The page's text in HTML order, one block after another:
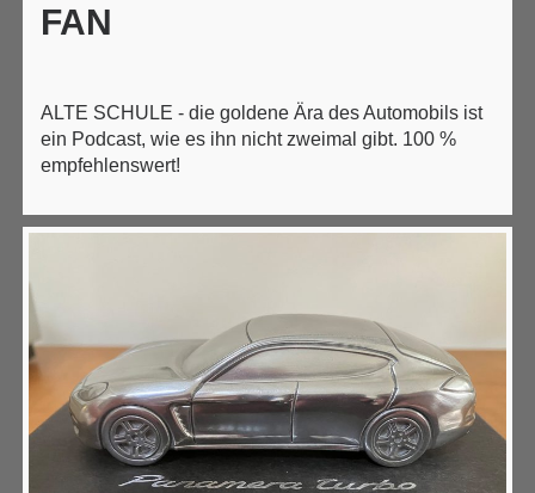
FAN
ALTE SCHULE - die goldene Ära des Automobils ist
ein Podcast, wie es ihn nicht zweimal gibt. 100 %
empfehlenswert!